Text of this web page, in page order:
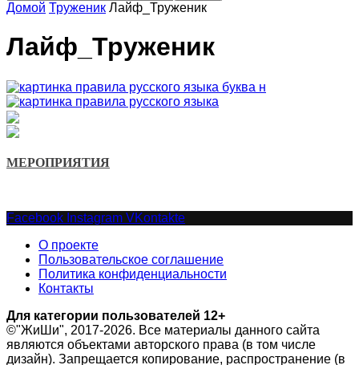
Домой Труженик Лайф_Труженик
Лайф_Труженик
МЕРОПРИЯТИЯ
Facebook Instagram VKontakte
О проекте
Пользовательское соглашение
Политика конфиденциальности
Контакты
Для категории пользователей 12+
©"ЖиШи", 2017-2026. Все материалы данного сайта
являются объектами авторского права (в том числе
дизайн). Запрещается копирование, распространение (в